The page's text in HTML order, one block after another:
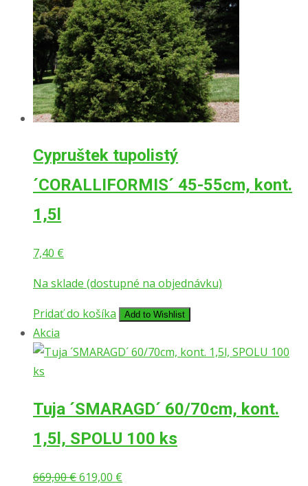
Cypruštek tupolistý
´CORALLIFORMIS´ 45-55cm, kont.
1,5l
7,40 €
Na sklade (dostupné na objednávku)
Pridať do košíka
Add to Wishlist
Akcia
Tuja ´SMARAGD´ 60/70cm, kont.
1,5l, SPOLU 100 ks
669,00€Pôvodná
619,00 €